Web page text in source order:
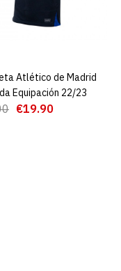
AGREGAR AL CARRO
COMPARE
AL CARRO
Atlético de Madrid
Equipación 22/23
€19.90